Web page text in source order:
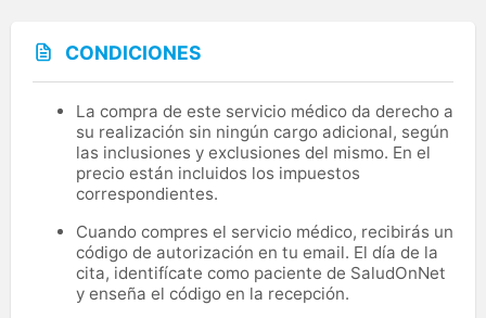
CONDICIONES
La compra de este servicio médico da derecho a
su realización sin ningún cargo adicional, según
las inclusiones y exclusiones del mismo. En el
precio están incluidos los impuestos
correspondientes.
Cuando compres el servicio médico, recibirás un
código de autorización en tu email. El día de la
cita, identifícate como paciente de SaludOnNet
y enseña el código en la recepción.